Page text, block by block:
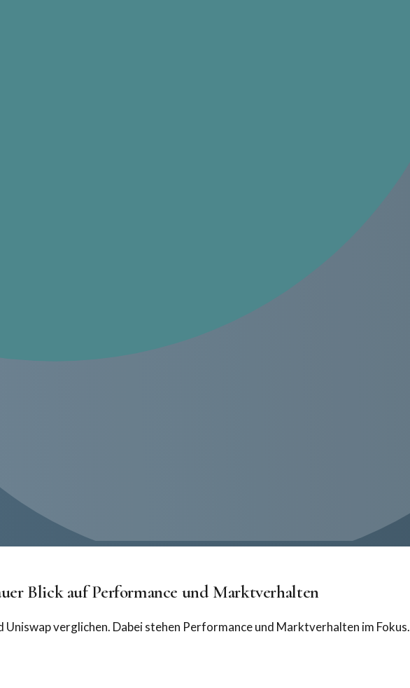
Blick auf Performance und Marktverhalten
verglichen. Dabei stehen Performance und Marktverhalten im Fokus.